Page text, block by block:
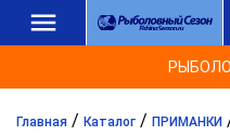
Главная / Каталог / ПРИМАНКИ